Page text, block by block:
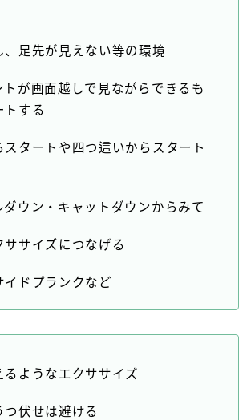
足先が見えない等の環境
トが画面越しで見ながらできるも
トする
スタートや四つ這いからスタート
ダウン・キャットダウンからみて
ササイズにつなげる
イドプランクなど
るようなエクササイズ
伏せは避ける